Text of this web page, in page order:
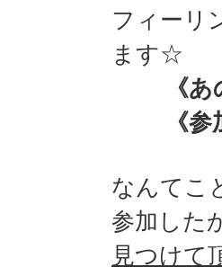
フィーリ
ます☆
《
《
なんてこ
参加した
見つけて